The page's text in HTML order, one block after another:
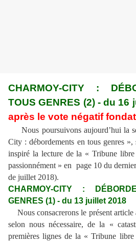
CHARMOY-CITY :
TOUS GENRES (2) - du 16
après le vote négatif
Nous poursuivons aujourd’hui la
City : débordements en tous genres »,
inspiré la lecture de la « Tribune
passionnément » en page 10 du
de juillet 2018).
CHARMOY-CITY :
GENRES (1) - du 13 juillet 2018
Nous consacrerons le présent article
selon nous nécessaire, de la «
premières lignes de la « Tribune